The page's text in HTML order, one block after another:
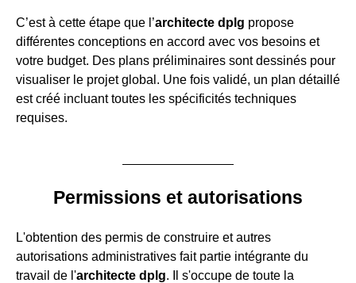
C’est à cette étape que l’architecte dplg propose
différentes conceptions en accord avec vos besoins et
votre budget. Des plans préliminaires sont dessinés pour
visualiser le projet global. Une fois validé, un plan détaillé
est créé incluant toutes les spécificités techniques
requises.
Permissions et autorisations
L'obtention des permis de construire et autres
autorisations administratives fait partie intégrante du
travail de l'architecte dplg. Il s'occupe de toute la